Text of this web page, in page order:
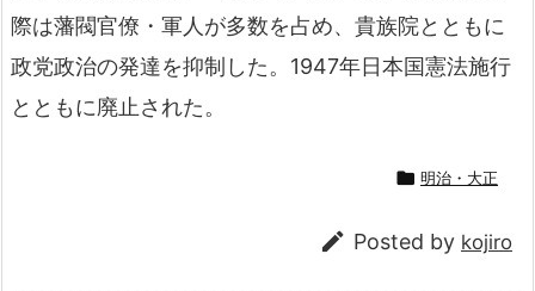
際は藩閥官僚・軍人が多数を占め、貴族院とともに
政党政治の発達を抑制した。1947年日本国憲法施行
とともに廃止された。
 明治・大正
 Posted by kojiro